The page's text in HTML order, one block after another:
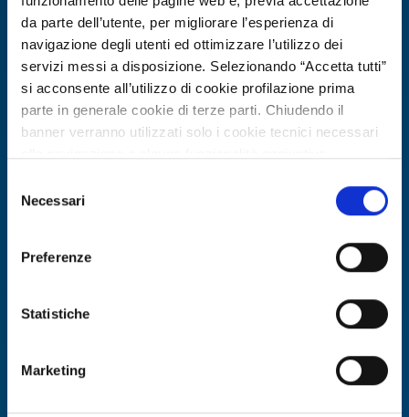
da parte dell’utente, per migliorare l’esperienza di
navigazione degli utenti ed ottimizzare l’utilizzo dei
servizi messi a disposizione. Selezionando “Accetta tutti”
si acconsente all’utilizzo di cookie profilazione prima
parte in generale cookie di terze parti. Chiudendo il
banner verranno utilizzati solo i cookie tecnici necessari
Per conoscere i dettagli, consulta la nostra cookie policy.
https://www.openinnovation.regione.lombardia.it/it/co
https://www.openinnovation.regione.lombardia.it/it/pr
delNecessari
Preferenze
Statistiche
Marketing
Business request
Azienda maltese cerca partner per
soluzione di mobilità intelligente
ID: BRMT20260504027
DISCOVER MORE →